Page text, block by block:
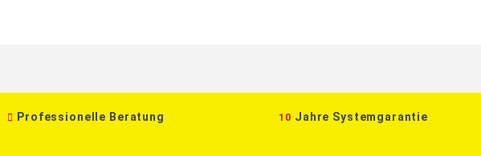
Professionelle Beratung 10 Jahre Systemgarantie